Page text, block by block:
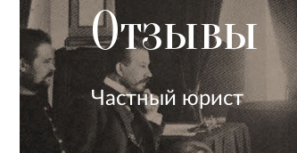
Отзывы
Частный юрист